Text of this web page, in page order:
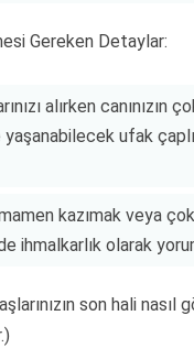
Gereken Detaylar:
alırken canınızın
yaşanabilecek ufak
kazımak veya
ihmalkarlık olarak
son hali